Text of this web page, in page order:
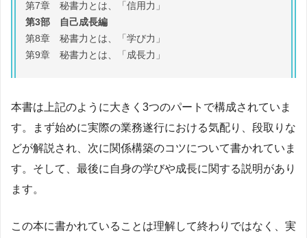
第7章 秘書力とは、「信用力」
第3部 自己成長編
第8章 秘書力とは、「学び力」
第9章 秘書力とは、「成長力」
本書は上記のように大きく3つのパートで構成されていま
す。まず始めに実際の業務遂行における気配り、段取りな
どが解説され、次に関係構築のコツについて書かれていま
す。そして、最後に自身の学びや成長に関する説明があり
ます。
この本に書かれていることは理解して終わりではなく、実